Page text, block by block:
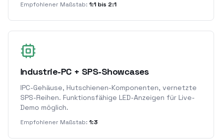
Empfohlener Maßstab: 1:1 bis 2:1
Industrie-PC + SPS-Showcases
IPC-Gehäuse, Hutschienen-Komponenten, vernetzte
SPS-Reihen. Funktionsfähige LED-Anzeigen für Live-
Demo möglich.
Empfohlener Maßstab: 1:3